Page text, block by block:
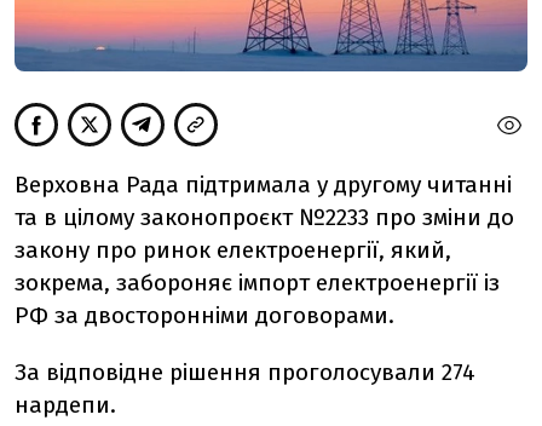
Верховна Рада підтримала у другому читанні
та в цілому законопроєкт №2233 про зміни до
закону про ринок електроенергії, який,
зокрема, забороняє імпорт електроенергії із
РФ за двосторонніми договорами.
За відповідне рішення проголосували 274
нардепи.